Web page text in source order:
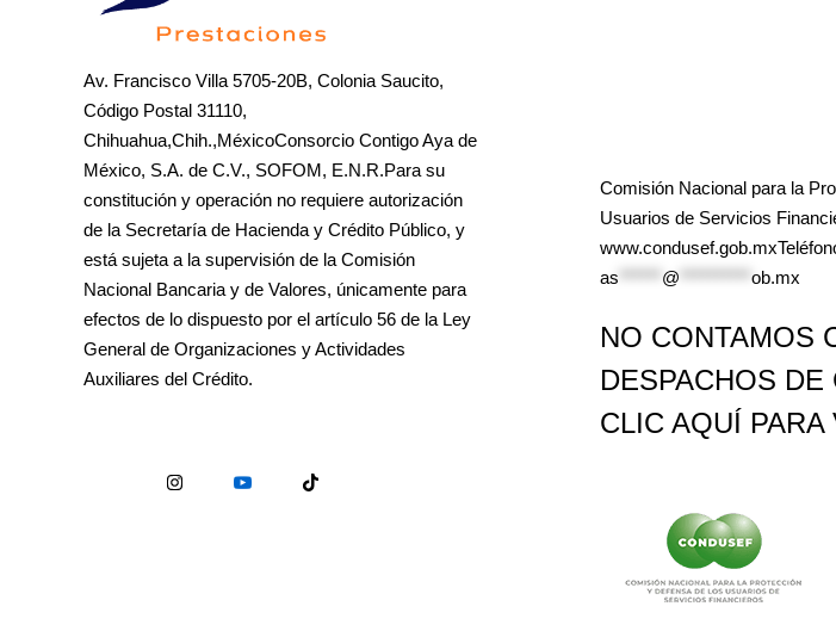
Av. Francisco Villa 5705-20B, Colonia Saucito,
Código Postal 31110,
Chihuahua,Chih.,MéxicoConsorcio Contigo Aya de
México, S.A. de C.V., SOFOM, E.N.R.Para su
constitución y operación no requiere autorización
de la Secretaría de Hacienda y Crédito Público, y
está sujeta a la supervisión de la Comisión
Nacional Bancaria y de Valores, únicamente para
efectos de lo dispuesto por el artículo 56 de la Ley
General de Organizaciones y Actividades
Auxiliares del Crédito.
Comisión Nacional para la
Usuarios de Servicios
as
@ ob.mx
NO CONTAMOS
DESPACHOS DE
CLIC AQUÍ